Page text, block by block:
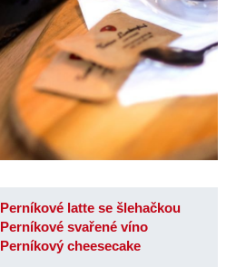
Perníkové latte se šlehačkou
Perníkové svařené víno
Perníkový cheesecake